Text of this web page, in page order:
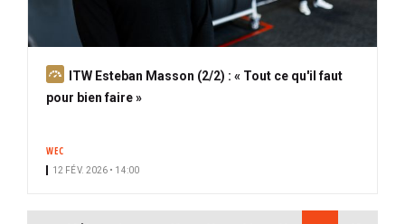
A
b
n
ITW Esteban Masson (2/2) : « Tout ce qu'il faut
pour bien faire »
WEC
12 FÉV. 2026 • 14:00